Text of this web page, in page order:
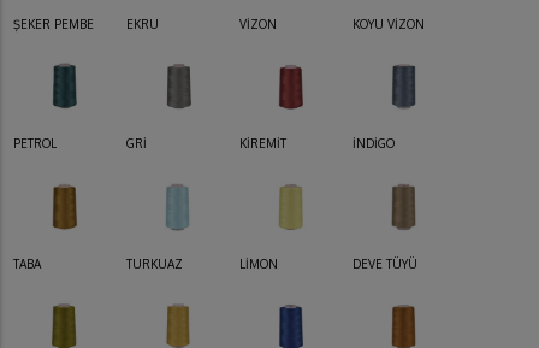
ŞEKER PEMBE EKRU VİZON KOYU VİZON
PETROL GRİ KİREMİT İNDİGO
TABA TURKUAZ LİMON DEVE TÜYÜ